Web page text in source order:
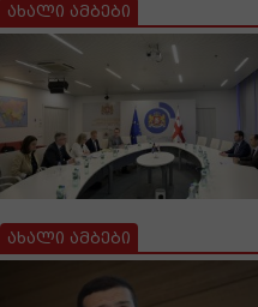
ახალი ამბები
ახალი ამბები